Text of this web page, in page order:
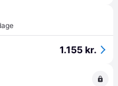
1.155 kr.